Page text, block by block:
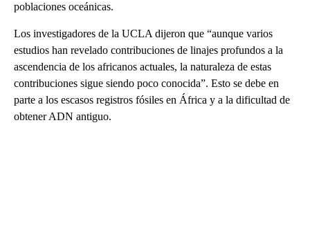
poblaciones oceánicas.
Los investigadores de la UCLA dijeron que “aunque varios
estudios han revelado contribuciones de linajes profundos a la
ascendencia de los africanos actuales, la naturaleza de estas
contribuciones sigue siendo poco conocida”. Esto se debe en
parte a los escasos registros fósiles en África y a la dificultad de
obtener ADN antiguo.